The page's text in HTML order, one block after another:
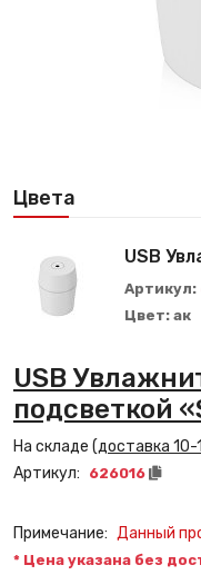
Цвета
USB
Артикул:
Цвет: ак
USB
подсветкой
На складе (доставка 10-
Артикул:
626016
Примечание: Данный
* Цена указана без